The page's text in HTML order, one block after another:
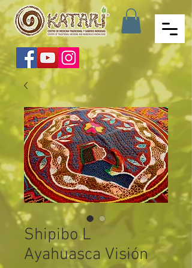
Shipibo L
Ayahuasca Visión